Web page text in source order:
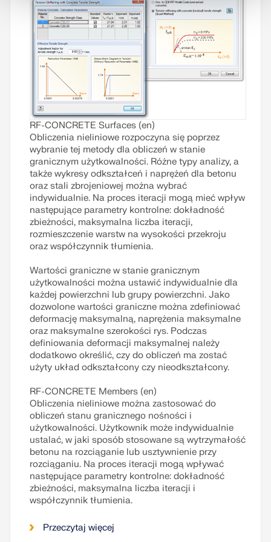
Przeczytaj więcej
RF-CONCRETE Surfaces (en)
Obliczenia nieliniowe rozpoczyna się poprzez
wybranie tej metody dla obliczeń w stanie
granicznym użytkowalności. Różne typy analizy, a
także wykresy odkształceń i naprężeń dla betonu
oraz stali zbrojeniowej można wybrać
indywidualnie. Na proces iteracji mogą mieć wpływ
następujące parametry kontrolne: dokładność
zbieżności, maksymalna liczba iteracji,
rozmieszczenie warstw na wysokości przekroju
oraz współczynnik tłumienia.
Wartości graniczne w stanie granicznym
użytkowalności można ustawić indywidualnie dla
każdej powierzchni lub grupy powierzchni. Jako
dozwolone wartości graniczne można zdefiniować
deformację maksymalną, naprężenia maksymalne
oraz maksymalne szerokości rys. Podczas
definiowania deformacji maksymalnej należy
dodatkowo określić, czy do obliczeń ma zostać
użyty układ odkształcony czy nieodkształcony.
RF-CONCRETE Members (en)
Obliczenia nieliniowe można zastosować do
obliczeń stanu granicznego nośności i
użytkowalności. Użytkownik może indywidualnie
ustalać, w jaki sposób stosowane są wytrzymałość
betonu na rozciąganie lub usztywnienie przy
rozciąganiu. Na proces iteracji mogą wpływać
następujące parametry kontrolne: dokładność
zbieżności, maksymalna liczba iteracji i
współczynnik tłumienia.
Przeczytaj więcej